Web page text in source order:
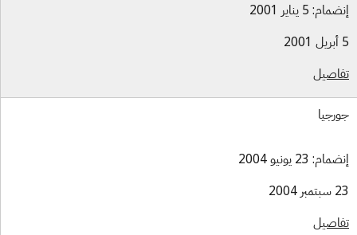
5 يناير 2001
23 يونيو 2004